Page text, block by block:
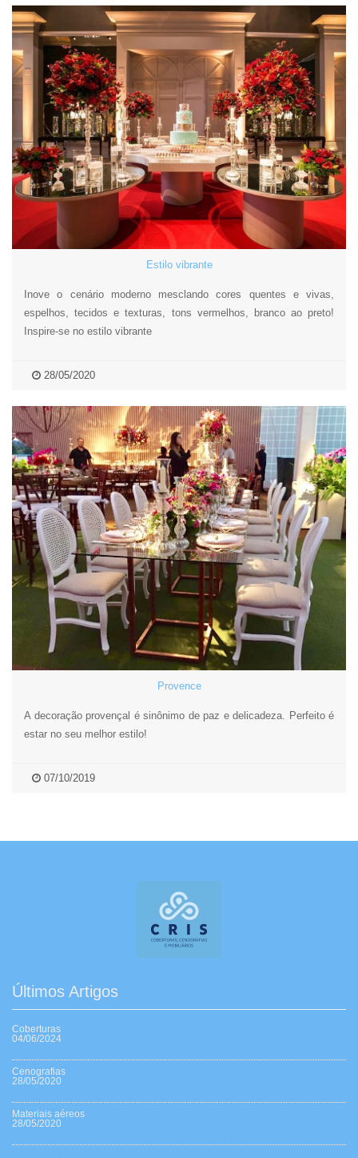
Estilo vibrante
Inove o cenário moderno mesclando cores quentes e vivas,
espelhos, tecidos e texturas, tons vermelhos, branco ao preto!
Inspire-se no estilo vibrante
28/05/2020
Provence
A decoração provençal é sinônimo de paz e delicadeza. Perfeito é
estar no seu melhor estilo!
07/10/2019
Últimos Artigos
Coberturas
04/06/2024
Cenografias
28/05/2020
Materiais aéreos
28/05/2020